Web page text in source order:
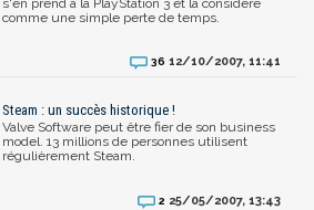
s'en prend à la PlayStation 3 et la considère
comme une simple perte de temps.
36 12/10/2007, 11:41
Steam : un succès historique !
Valve Software peut être fier de son business
model. 13 millions de personnes utilisent
régulièrement Steam.
2 25/05/2007, 13:43